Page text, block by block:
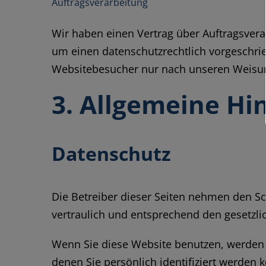
Wir haben einen Vertrag über
um einen datenschutzrechtlich
Websitebesucher nur nach unseren
3. Allgemeine
Datenschutz
Die Betreiber dieser Seiten nehmen den
vertraulich und entsprechend den
Wenn Sie diese Website benutzen,
denen Sie persönlich identifiziert werden